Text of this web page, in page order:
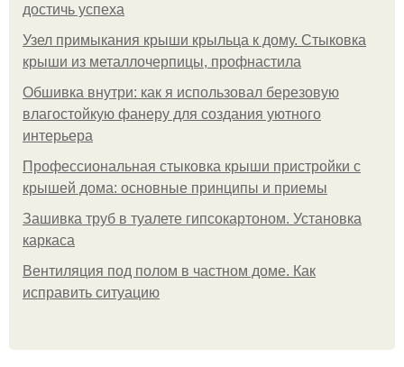
достичь успеха
Узел примыкания крыши крыльца к дому. Стыковка
крыши из металлочерпицы, профнастила
Обшивка внутри: как я использовал березовую
влагостойкую фанеру для создания уютного
интерьера
Профессиональная стыковка крыши пристройки с
крышей дома: основные принципы и приемы
Зашивка труб в туалете гипсокартоном. Установка
каркаса
Вентиляция под полом в частном доме. Как
исправить ситуацию